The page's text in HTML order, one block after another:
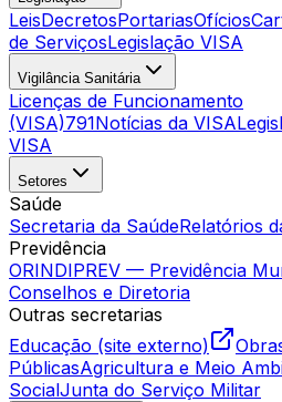
LeisDecretosPortariasOfícios
de ServiçosLegislação VISA
Vigilância Sanitária
Licenças de Funcionamento
(VISA)791Notícias da VISA
VISA
Setores
Saúde
Secretaria da SaúdeRelatórios
Previdência
ORINDIPREV — Previdência
Conselhos e Diretoria
Outras secretarias
Educação (site externo)
PúblicasAgricultura e Meio
SocialJunta do Serviço Militar